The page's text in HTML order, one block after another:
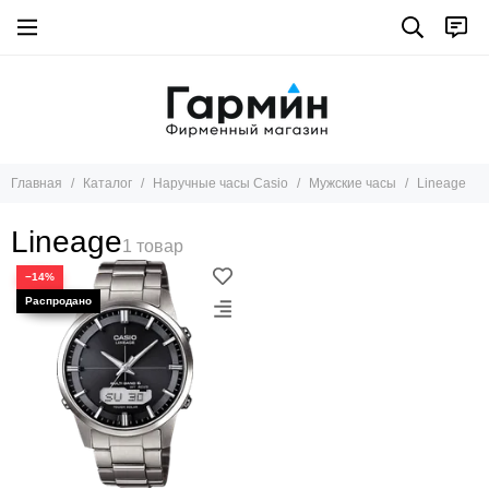
Главная Каталог Наручные часы Casio Мужские часы Lineage
Lineage
−14%